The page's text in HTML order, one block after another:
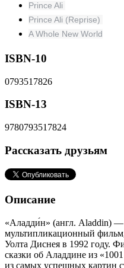
Prince Ali
Prince Ali (Reprise)
A Whole New World
ISBN-10
0793517826
ISBN-13
9780793517824
Рассказать друзьям
Описание
«Аладди́н» (англ. Aladdin)
мультипликационный
Уолта Диснея в 1992 году.
сказки об Аладдине из
из самых успешных картин